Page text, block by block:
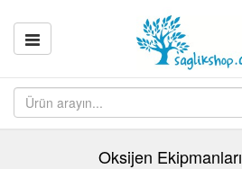
Oksijen Ekipmanları